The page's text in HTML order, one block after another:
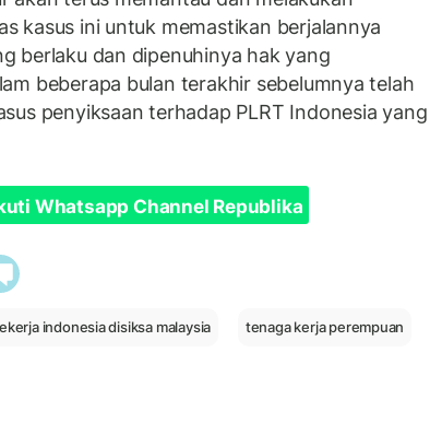
kasus ini untuk memastikan berjalannya
berlaku dan dipenuhinya hak yang
beberapa bulan terakhir sebelumnya telah
penyiksaan terhadap PLRT Indonesia yang
Whatsapp Channel Republika
indonesia disiksa malaysia tenaga kerja perempuan